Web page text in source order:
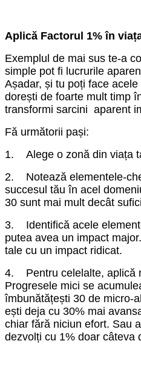
Aplică Factorul 1% în
Exemplul de mai sus te-a
simple pot fi lucrurile
Așadar, și tu poți face
dorești de foarte mult timp
transformi sarcini aparent
Fă următorii pași:
1. Alege o zonă din viața
2. Notează elementele-
succesul tău în acel
30 sunt mai mult decât
3. Identifică acele
putea avea un impact
tale cu un impact ridicat.
4. Pentru celelalte, aplică
Progresele mici se
îmbunătățești 30 de micro-
ești deja cu 30% mai
chiar fără niciun efort. Sau
dezvolți cu 1% doar câteva